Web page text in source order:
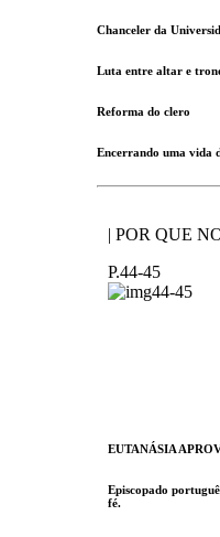
Chanceler da
Luta entre altar e
Reforma do clero
Encerrando uma vida
| POR QUE
P.44-45
EUTANÁSIA
Episcopado
fé.